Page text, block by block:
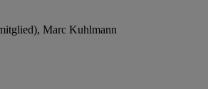
Marc Kuhlmann